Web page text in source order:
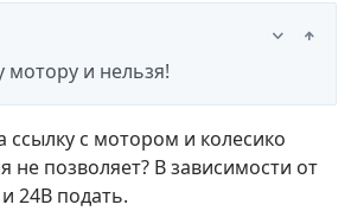
и нельзя!
ссылку с мотором и колесико
не позволяет? В зависимости от
24В подать.